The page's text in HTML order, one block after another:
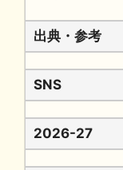
出典・参考
SNS
2026-27